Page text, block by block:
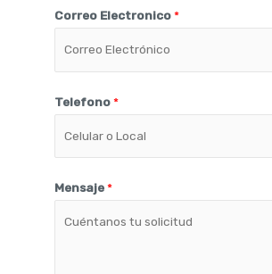
Correo Electronico*
Telefono*
Mensaje*